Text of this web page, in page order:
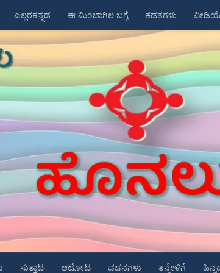
ಎಲ್ಲರಕನ್ನಡ ಈ ಮಿಂಬಾಗಿಲ ಬಗ್ಗೆ ಕಡತಗಳು
ಸುತ್ತಾಟ ಆಟೋಟ ವಚನಗಳು ತನ್ನೇಳಿಗೆ